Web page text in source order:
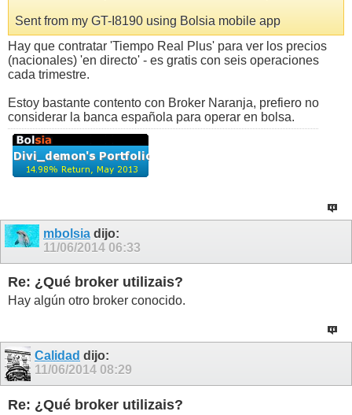
Sent from my GT-I8190 using Bolsia mobile app
Hay que contratar 'Tiempo Real Plus' para ver los precios
(nacionales) 'en directo' - es gratis con seis operaciones
cada trimestre.
Estoy bastante contento con Broker Naranja, prefiero no
considerar la banca española para operar en bolsa.
mbolsia dijo:
11/06/2014 06:33
Re: ¿Qué broker utilizais?
Hay algún otro broker conocido.
Calidad dijo:
11/06/2014 08:29
Re: ¿Qué broker utilizais?